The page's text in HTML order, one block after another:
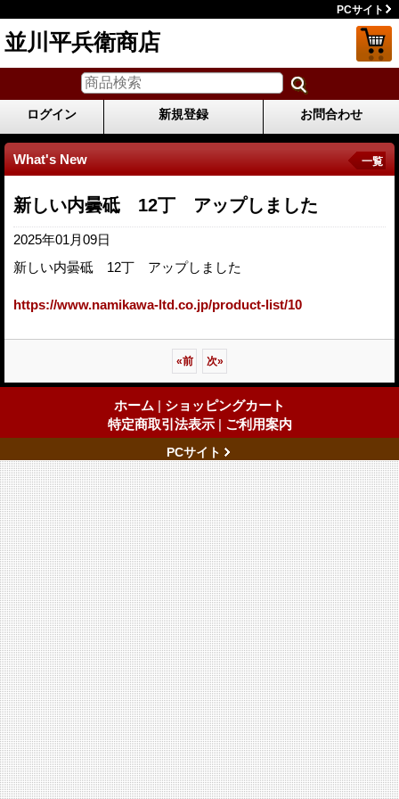
PCサイト
並川平兵衛商店
ログイン 新規登録 お問合わせ
What's New 一覧
新しい内曇砥 12丁 アップしました
2025年01月09日
新しい内曇砥 12丁 アップしました
https://www.namikawa-ltd.co.jp/product-list/10
«前 次»
ホーム | ショッピングカート
特定商取引法表示 | ご利用案内
PCサイト